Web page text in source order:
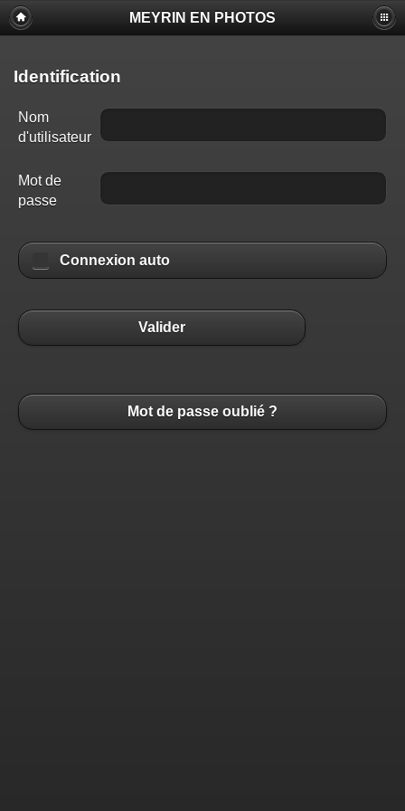
MEYRIN EN PHOTOS
Identification
Nom
d'utilisateur
Mot de
passe
Connexion auto
Valider
Mot de passe oublié ?